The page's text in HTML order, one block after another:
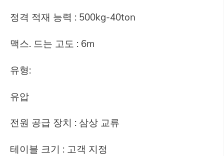
정격 적재 능력 : 500kg-40ton
맥스. 드는 고도 : 6m
유형:
유압
전원 공급 장치 : 삼상 교류
테이블 크기 : 고객 지정